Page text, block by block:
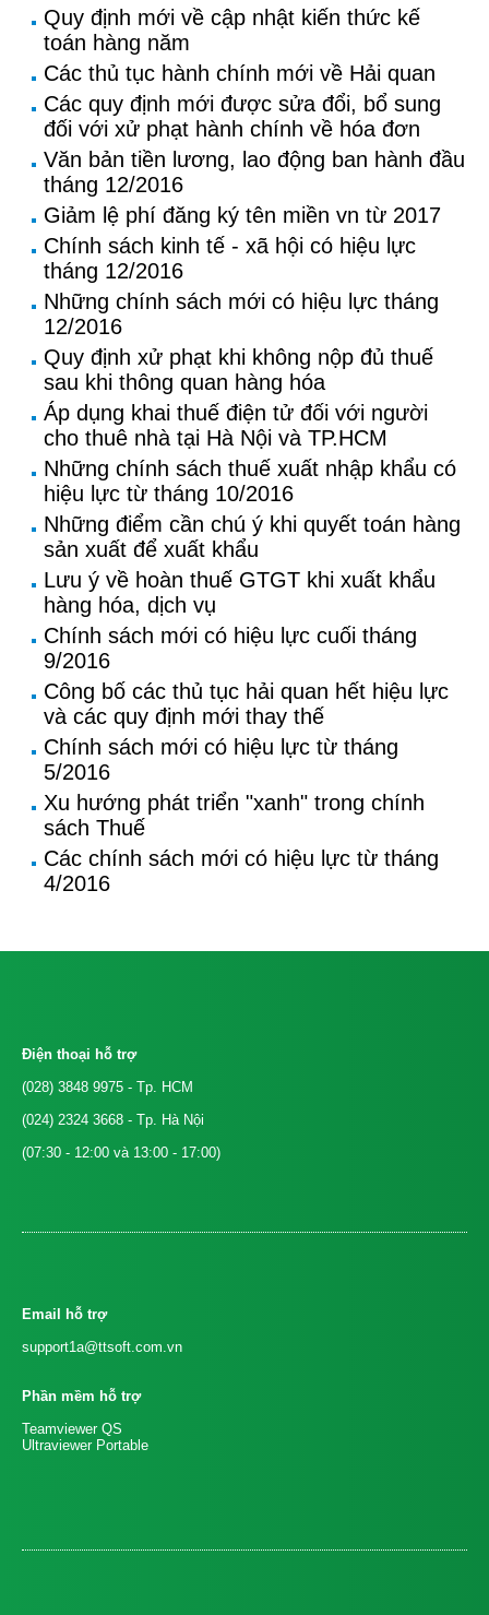
Quy định mới về cập nhật kiến thức kế
toán hàng năm
Các thủ tục hành chính mới về Hải quan
Các quy định mới được sửa đổi, bổ sung
đối với xử phạt hành chính về hóa đơn
Văn bản tiền lương, lao động ban hành đầu
tháng 12/2016
Giảm lệ phí đăng ký tên miền vn từ 2017
Chính sách kinh tế - xã hội có hiệu lực
tháng 12/2016
Những chính sách mới có hiệu lực tháng
12/2016
Quy định xử phạt khi không nộp đủ thuế
sau khi thông quan hàng hóa
Áp dụng khai thuế điện tử đối với người
cho thuê nhà tại Hà Nội và TP.HCM
Những chính sách thuế xuất nhập khẩu có
hiệu lực từ tháng 10/2016
Những điểm cần chú ý khi quyết toán hàng
sản xuất để xuất khẩu
Lưu ý về hoàn thuế GTGT khi xuất khẩu
hàng hóa, dịch vụ
Chính sách mới có hiệu lực cuối tháng
9/2016
Công bố các thủ tục hải quan hết hiệu lực
và các quy định mới thay thế
Chính sách mới có hiệu lực từ tháng
5/2016
Xu hướng phát triển "xanh" trong chính
sách Thuế
Các chính sách mới có hiệu lực từ tháng
4/2016
Điện thoại hỗ trợ
(028) 3848 9975 - Tp. HCM
(024) 2324 3668 - Tp. Hà Nội
(07:30 - 12:00 và 13:00 - 17:00)
Email hỗ trợ
support1a@ttsoft.com.vn
Phần mềm hỗ trợ
Teamviewer QS
Ultraviewer Portable